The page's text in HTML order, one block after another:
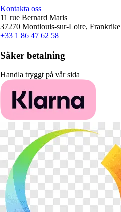
Kontakta oss
11 rue Bernard Maris
37270 Montlouis-sur-Loire, Frankrike
+33 1 86 47 62 58
Säker betalning
Handla tryggt på vår sida